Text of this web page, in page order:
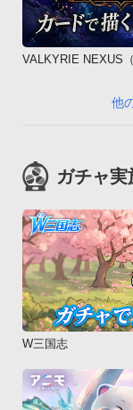
VALKYRIE NEXUS
他
ガチャ実
W三国志